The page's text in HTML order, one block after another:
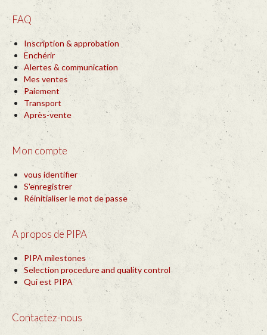
FAQ
Inscription & approbation
Enchérir
Alertes & communication
Mes ventes
Paiement
Transport
Après-vente
Mon compte
vous identifier
S'enregistrer
Réinitialiser le mot de passe
A propos de PIPA
PIPA milestones
Selection procedure and quality control
Qui est PIPA
Contactez-nous